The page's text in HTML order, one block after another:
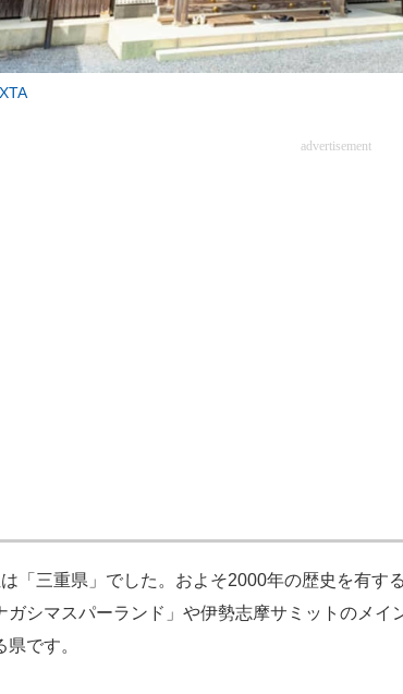
advertisement
「三重県」でした。およそ2000年の歴史を有す
ガシマスパーランド」や伊勢志摩サミットのメイ
県です。